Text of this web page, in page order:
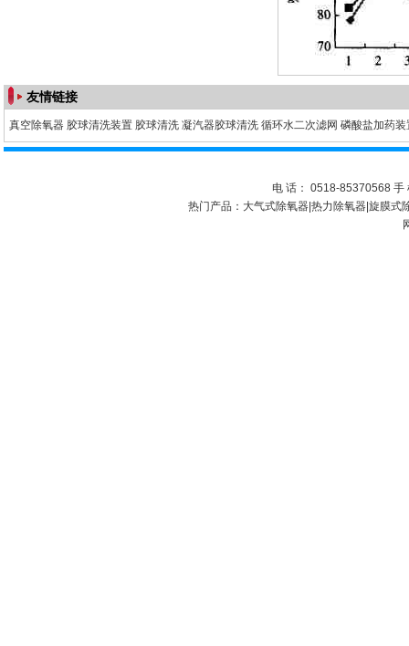
友情链接
真空除氧器 胶球清洗装置 胶球清洗 凝汽器胶球清洗 循环水二次滤网 磷酸盐加药装
电 话： 0518-85370568
热门产品： 大气式除氧器 热力除氧器 旋膜式